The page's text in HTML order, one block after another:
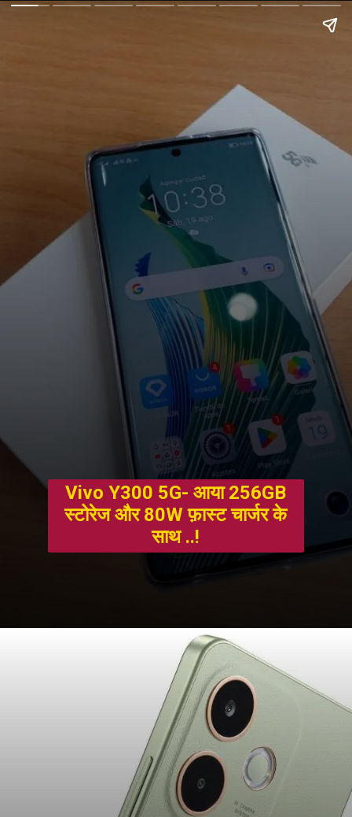
Vivo Y300 5G- आया 256GB
स्टोरेज और 80W फ़ास्ट चार्जर के
साथ ..!